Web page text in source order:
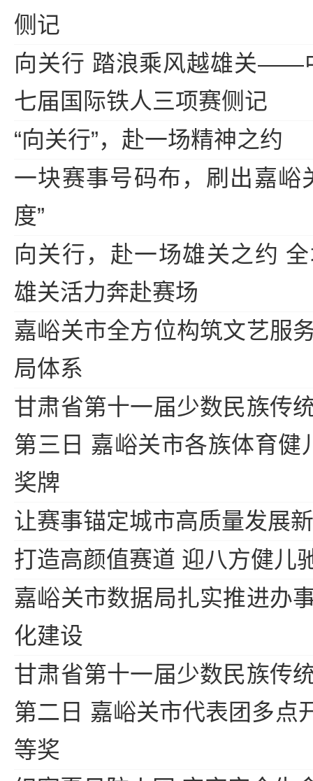
侧记
向关行 踏浪乘风越雄关——
七届国际铁人三项赛侧记
“向关行”，赴一场精神之约
一块赛事号码布，刷出嘉峪
度”
向关行，赴一场雄关之约
雄关活力奔赴赛场
嘉峪关市全方位构筑文艺服
局体系
甘肃省第十一届少数民族传
第三日 嘉峪关市各族体育健
奖牌
让赛事锚定城市高质量发展
打造高颜值赛道 迎八方健儿
嘉峪关市数据局扎实推进办
化建设
甘肃省第十一届少数民族传
第二日 嘉峪关市代表团多点
等奖